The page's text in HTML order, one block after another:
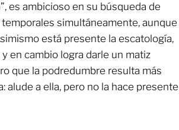
es ambicioso en su búsqueda de
simultáneamente, aunque
está presente la escatología,
en cambio logra darle un matiz
que la podredumbre resulta más
alude a ella, pero no la hace presente